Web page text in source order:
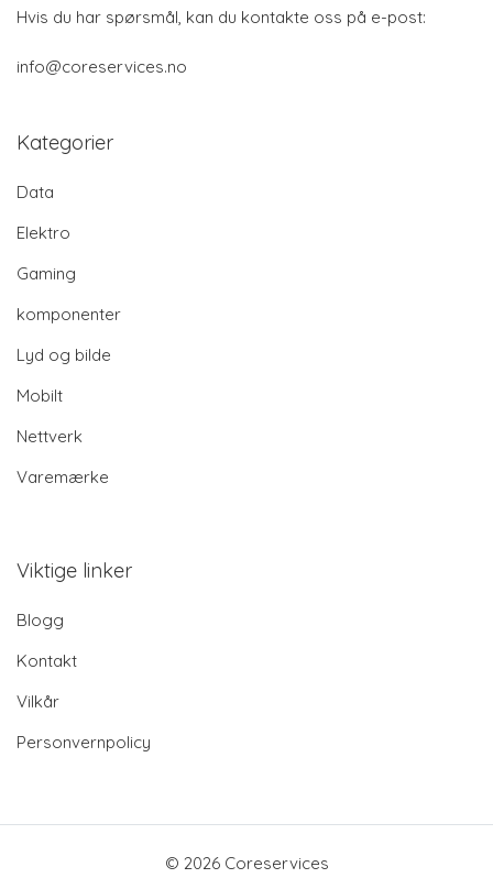
Hvis du har spørsmål, kan du kontakte oss på e-post:
info@coreservices.no
Kategorier
Data
Elektro
Gaming
komponenter
Lyd og bilde
Mobilt
Nettverk
Varemærke
Viktige linker
Blogg
Kontakt
Vilkår
Personvernpolicy
© 2026 Coreservices